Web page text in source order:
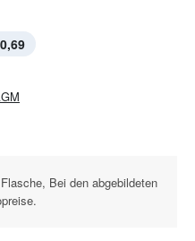
Bei den abgebildeten